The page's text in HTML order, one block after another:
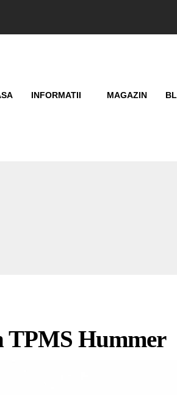
INFORMATII MAGAZIN
TPMS Hummer